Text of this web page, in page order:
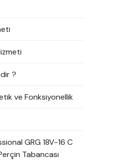
?
ve Fonksiyonellik
GRG 18V-16 C
Tabancası